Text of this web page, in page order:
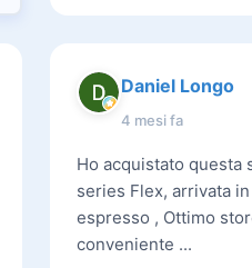
Daniel Longo
4 mesi fa
Ho acquistato questa
series Flex, arrivata
espresso , Ottimo
conveniente ...